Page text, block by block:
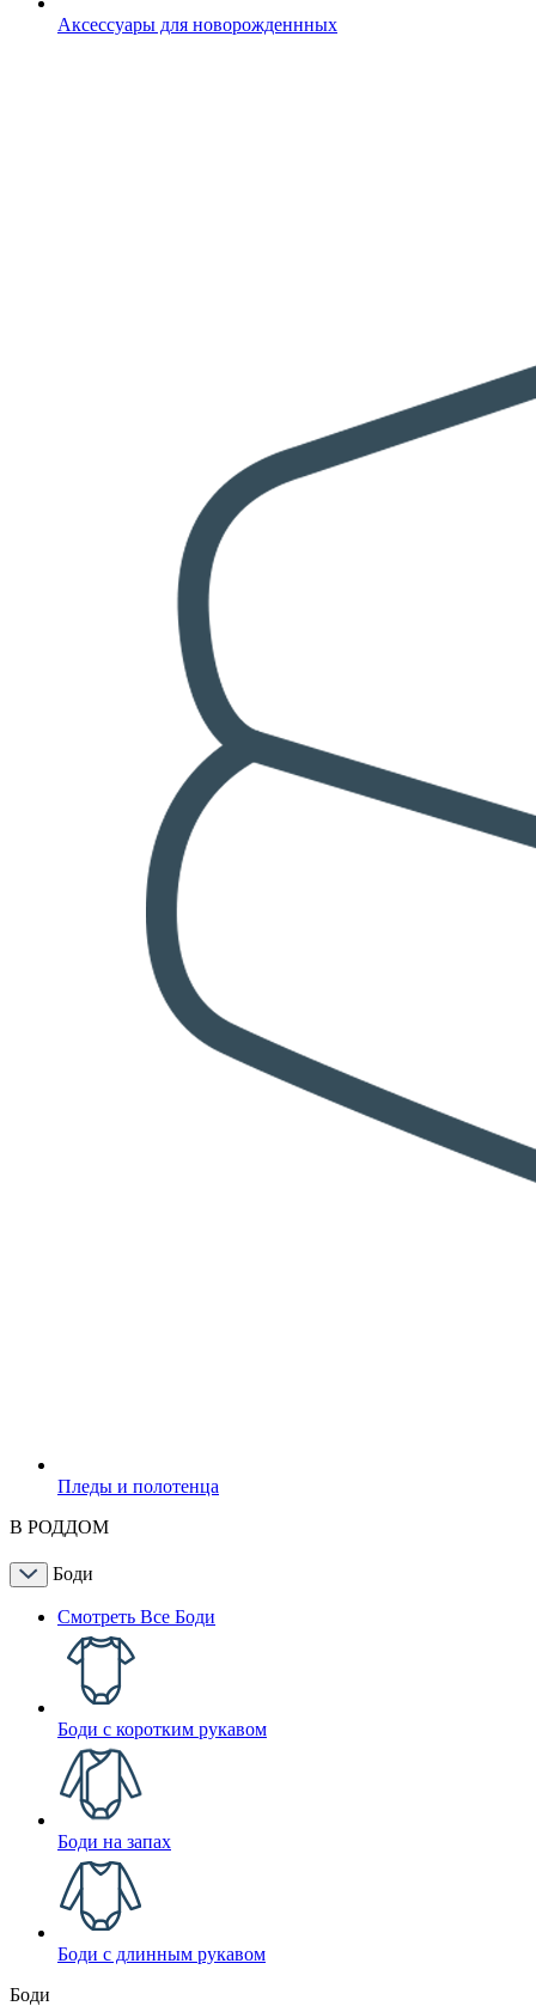
Аксессуары для новорожденнных
Пледы и полотенца
В РОДДОМ
Боди
Смотреть Все Боди
Боди с коротким рукавом
Боди на запах
Боди с длинным рукавом
Боди